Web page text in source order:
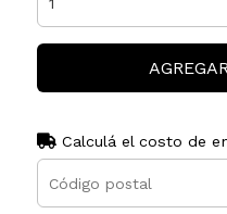
Calculá el costo de